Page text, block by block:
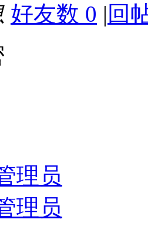
好友数 0 | 回
理员
理员